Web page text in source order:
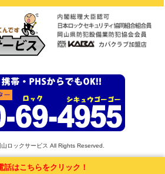
ロックサービス All Rights Reserved.
話はこちらをクリック！